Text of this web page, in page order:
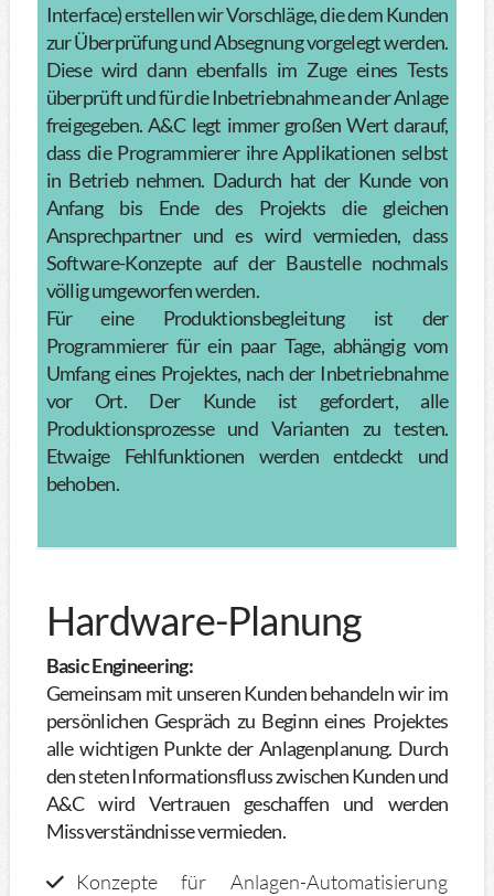
Interface) erstellen wir Vorschläge, die dem Kunden
zur Überprüfung und Absegnung vorgelegt werden.
Diese wird dann ebenfalls im Zuge eines Tests
überprüft und für die Inbetriebnahme an der Anlage
freigegeben. A&C legt immer großen Wert darauf,
dass die Programmierer ihre Applikationen selbst
in Betrieb nehmen. Dadurch hat der Kunde von
Anfang bis Ende des Projekts die gleichen
Ansprechpartner und es wird vermieden, dass
Software-Konzepte auf der Baustelle nochmals
völlig umgeworfen werden.
Für eine Produktionsbegleitung ist der
Programmierer für ein paar Tage, abhängig vom
Umfang eines Projektes, nach der Inbetriebnahme
vor Ort. Der Kunde ist gefordert, alle
Produktionsprozesse und Varianten zu testen.
Etwaige Fehlfunktionen werden entdeckt und
behoben.
Hardware-Planung
Basic Engineering:
Gemeinsam mit unseren Kunden behandeln wir im
persönlichen Gespräch zu Beginn eines Projektes
alle wichtigen Punkte der Anlagenplanung. Durch
den steten Informationsfluss zwischen Kunden und
A&C wird Vertrauen geschaffen und werden
Missverständnisse vermieden.
Konzepte für Anlagen-Automatisierung